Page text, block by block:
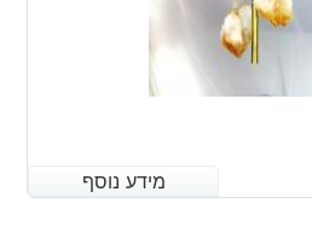
מידע נוסף
מידע נוסף